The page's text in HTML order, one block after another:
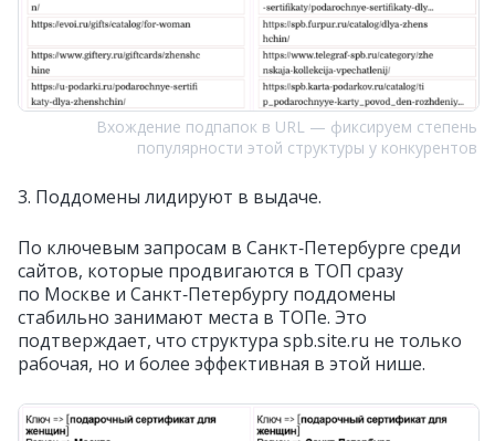
Вхождение подпапок в URL — фиксируем степень
популярности этой структуры у конкурентов
3. Поддомены лидируют в выдаче.
По ключевым запросам в Санкт‑Петербурге среди
сайтов, которые продвигаются в ТОП сразу
по Москве и Санкт‑Петербургу поддомены
стабильно занимают места в ТОПе. Это
подтверждает, что структура spb.site.ru не только
рабочая, но и более эффективная в этой нише.